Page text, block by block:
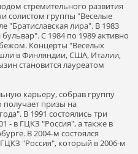
стремительного развития
солистом группы "Веселые
"Братиславская лира". В 1983
С 1984 по 1989 активно
Концерты "Веселых
в Финляндии, США, Италии,
становится лауреатом
карьеру, собрав группу
получает призы на
В 1991 состоялись три
- в ГЦКЗ "Россия", а также в
В 2004-м состоялся
"Россия", который в 2006-м